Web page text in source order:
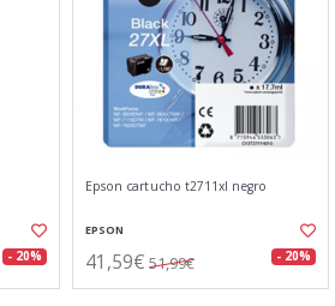
- 20%
Epson cartucho t2711xl negro
EPSON
41,59€ 51,99€ - 20%